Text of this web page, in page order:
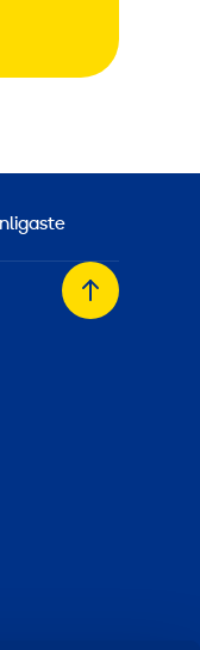
Tillbaka